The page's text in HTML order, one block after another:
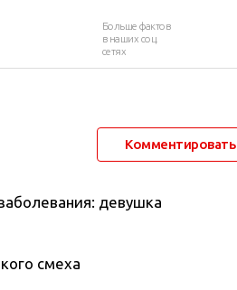
Больше фактов
в наших соц.
сетях
Комментировать
девушка
смеха